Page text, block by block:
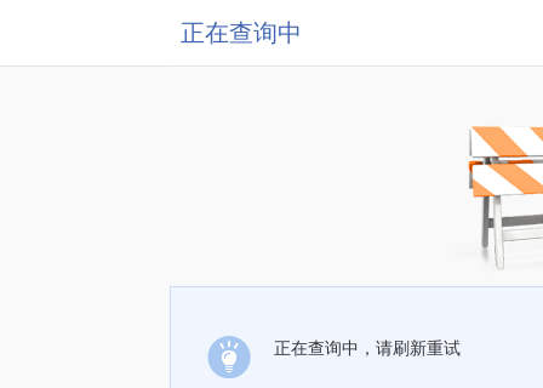
正在查询中
正在查询中，请刷新重试